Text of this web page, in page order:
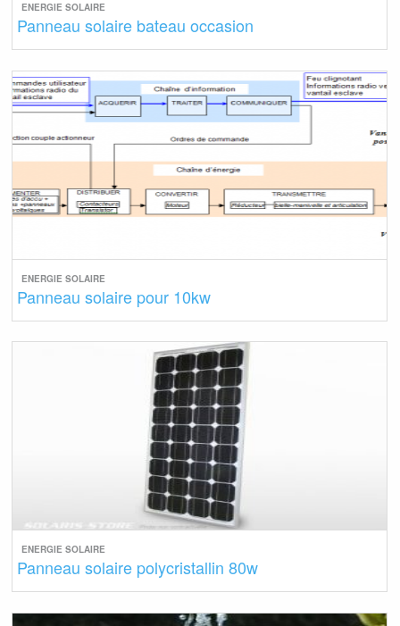
ENERGIE SOLAIRE
Panneau solaire bateau occasion
ENERGIE SOLAIRE
Panneau solaire pour 10kw
ENERGIE SOLAIRE
Panneau solaire polycristallin 80w